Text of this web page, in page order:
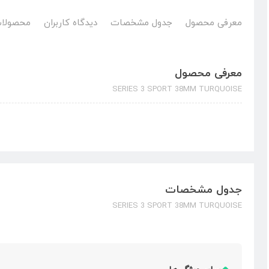
معرفی محصول جدول مشخصات دیدگاه کاربران
معرفی محصول
SERIES 3 SPORT 38MM TURQUOISE
جدول مشخصات
SERIES 3 SPORT 38MM TURQUOISE